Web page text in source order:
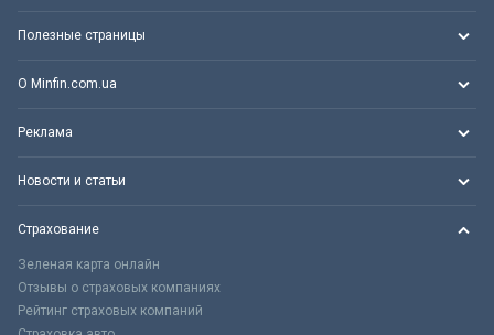
Полезные страницы
О Minfin.com.ua
Реклама
Новости и статьи
Страхование
Зеленая карта онлайн
Отзывы о страховых компаниях
Рейтинг страховых компаний